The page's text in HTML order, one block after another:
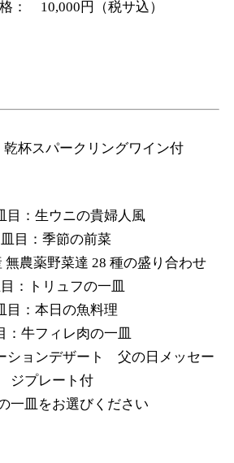
： 10,000円（税サ込）
杯スパークリングワイン付
：生ウニの貴婦人風
目：季節の前菜
無農薬野菜達 28 種の盛り合わせ
：トリュフの一皿
目：本日の魚料理
：牛フィレ肉の一皿
ションデザート 父の日メッセー
ジプレート付
一皿をお選びください